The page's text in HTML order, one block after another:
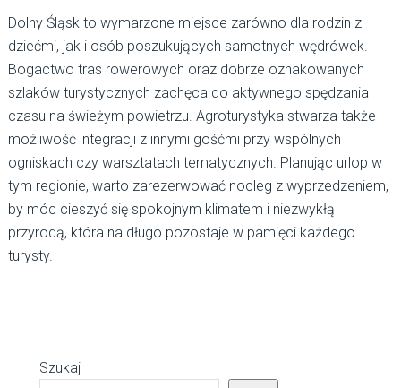
Dolny Śląsk to wymarzone miejsce zarówno dla rodzin z
dziećmi, jak i osób poszukujących samotnych wędrówek.
Bogactwo tras rowerowych oraz dobrze oznakowanych
szlaków turystycznych zachęca do aktywnego spędzania
czasu na świeżym powietrzu. Agroturystyka stwarza także
możliwość integracji z innymi gośćmi przy wspólnych
ogniskach czy warsztatach tematycznych. Planując urlop w
tym regionie, warto zarezerwować nocleg z wyprzedzeniem,
by móc cieszyć się spokojnym klimatem i niezwykłą
przyrodą, która na długo pozostaje w pamięci każdego
turysty.
Szukaj